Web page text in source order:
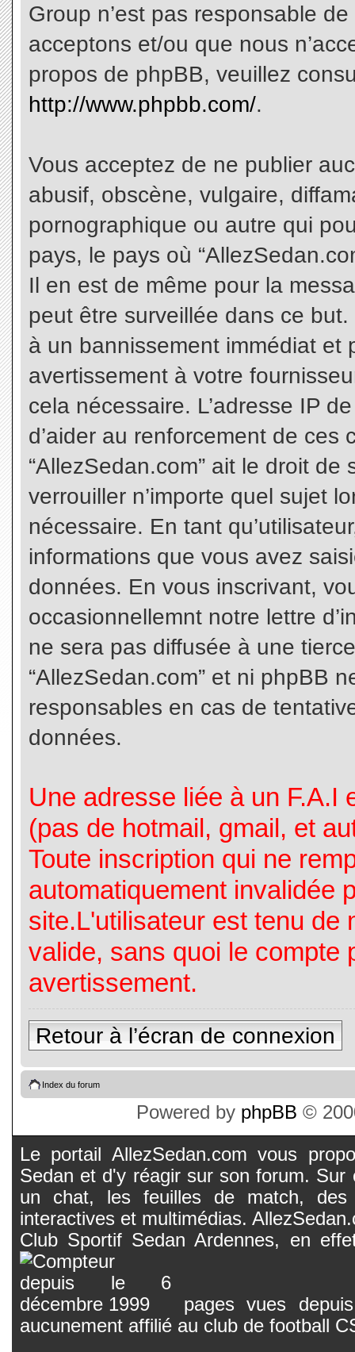
Group n’est pas responsable
acceptons et/ou que nous
propos de phpBB, veuillez
http://www.phpbb.com/.
Vous acceptez de ne publier
abusif, obscène, vulgaire,
pornographique ou autre qui
pays, le pays où
Il en est de même pour la
peut être surveillée dans ce
à un bannissement immédiat et
avertissement à votre
cela nécessaire. L’adresse IP
d’aider au renforcement de
“AllezSedan.com” ait le droit de
verrouiller n’importe quel sujet
nécessaire. En tant
informations que vous avez
données. En vous inscrivant,
occasionnellemnt notre lettre
ne sera pas diffusée à une
“AllezSedan.com” et ni phpBB
responsables en cas de
données.
Une adresse liée à un F.A.I
(pas de hotmail, gmail, et
Toute inscription qui ne
automatiquement invalidée
site.L'utilisateur est tenu de
valide, sans quoi le compte
avertissement.
Retour à l’écran de connexion
Index du forum
Powered by phpBB ©
Le portail AllezSedan.com vous
Sedan et d'y réagir sur son forum.
un chat, les feuilles de match, des
interactives et multimédias.
Club Sportif Sedan Ardennes, en
pages vues
aucunement affilié au club de football